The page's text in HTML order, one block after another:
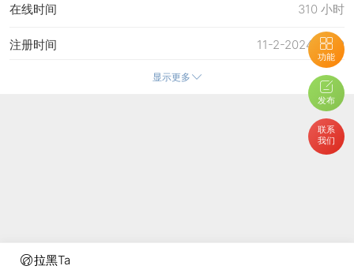
拉黑Ta
功能
发布
联系
我们
310 小时
在线时间
11-2-2024 15:19
注册时间
13-4-2026 14:19
13-4-2026 14:19
3-4-2026 09:19
显示更多